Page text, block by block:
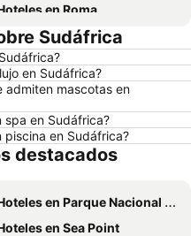
en Roma
en Puerto Montt
Hoteles en Valdivia
en Búzios
en Arica
en Chile
en Chiloé
Hoteles en Curicó
Sudáfrica
en Sudáfrica?
admiten mascotas en
spa en Sudáfrica?
piscina en Sudáfrica?
destacados
en Parque Nacional Kruger
en Sea Point